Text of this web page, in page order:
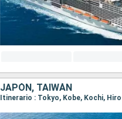
JAPÓN, TAIWÁN
Itinerario : Tokyo, Kobe, Kochi,